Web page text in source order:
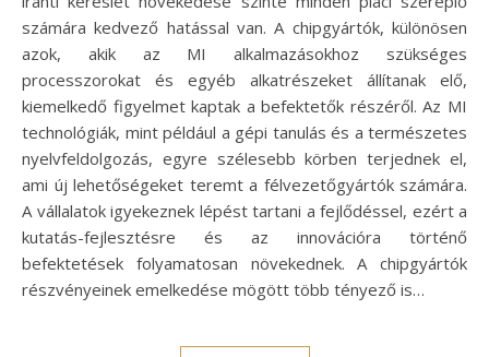
számára kedvező hatással van. A chipgyártók, különösen
azok, akik az MI alkalmazásokhoz szükséges
processzorokat és egyéb alkatrészeket állítanak elő,
kiemelkedő figyelmet kaptak a befektetők részéről. Az MI
technológiák, mint például a gépi tanulás és a természetes
nyelvfeldolgozás, egyre szélesebb körben terjednek el,
ami új lehetőségeket teremt a félvezetőgyártók számára.
A vállalatok igyekeznek lépést tartani a fejlődéssel, ezért a
kutatás-fejlesztésre és az innovációra történő
befektetések folyamatosan növekednek. A chipgyártók
részvényeinek emelkedése mögött több tényező is…